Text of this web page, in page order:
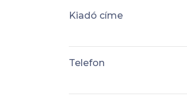
Kiadó címe
Telefon